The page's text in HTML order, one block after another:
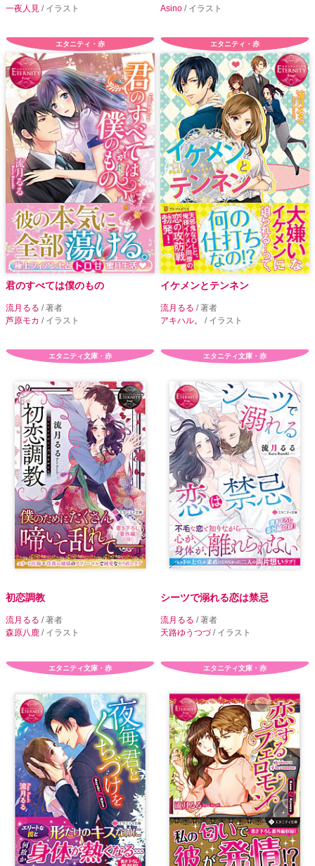
一夜人見 / イラスト
Asino / イラスト
エタニティ・赤
君のすべては僕のもの
流月るる / 著者
芦原モカ / イラスト
エタニティ・赤
イケメンとテンネン
流月るる / 著者
アキハル。 / イラスト
エタニティ文庫・赤
初恋調教
流月るる / 著者
森原八鹿 / イラスト
エタニティ文庫・赤
シーツで溺れる恋は禁忌
流月るる / 著者
天路ゆうつづ/ イラスト
エタニティ文庫・赤 エタニティ文庫・赤